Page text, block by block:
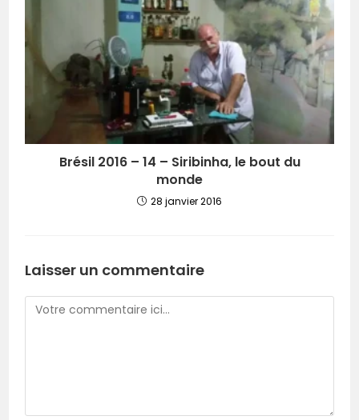
Brésil 2016 – 14 – Siribinha, le bout du
monde
28 janvier 2016
Laisser un commentaire